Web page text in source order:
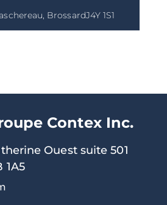
Contex Inc.
Ouest suite 501
1A5